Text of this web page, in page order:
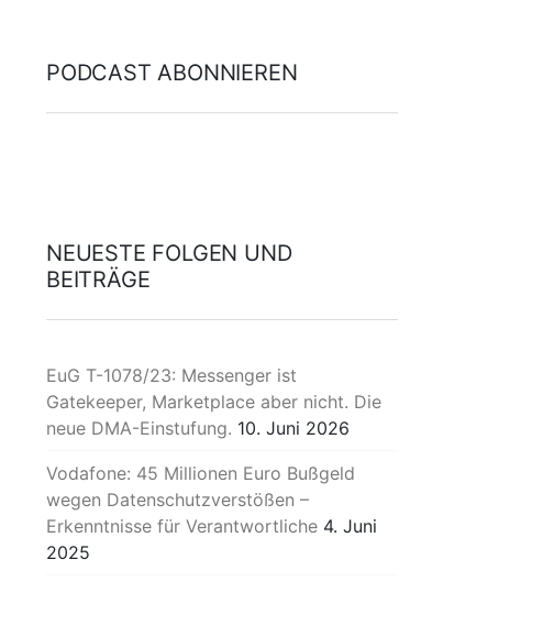
PODCAST ABONNIEREN
NEUESTE FOLGEN UND
BEITRÄGE
EuG T-1078/23: Messenger ist
Gatekeeper, Marketplace aber nicht. Die
neue DMA-Einstufung. 10. Juni 2026
Vodafone: 45 Millionen Euro Bußgeld
wegen Datenschutzverstößen –
Erkenntnisse für Verantwortliche 4. Juni
2025